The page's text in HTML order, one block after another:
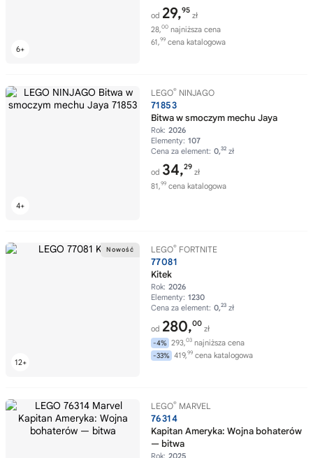
od 29,95
zł
28,00 najniższa cena
61,99 cena katalogowa
LEGO® NINJAGO
71853
Bitwa w smoczym mechu Jaya
Rok: 2026
Elementy: 107
Cena za element: 0,32 zł
od 34,29
zł
81,99 cena katalogowa
LEGO® FORTNITE
77081
Kitek
Rok: 2026
Elementy: 1230
Cena za element: 0,23 zł
od 280,00
zł
-4% 293,03 najniższa cena
-33% 419,99 cena katalogowa
LEGO® MARVEL
76314
Kapitan Ameryka: Wojna bohaterów
— bitwa
Rok: 2025